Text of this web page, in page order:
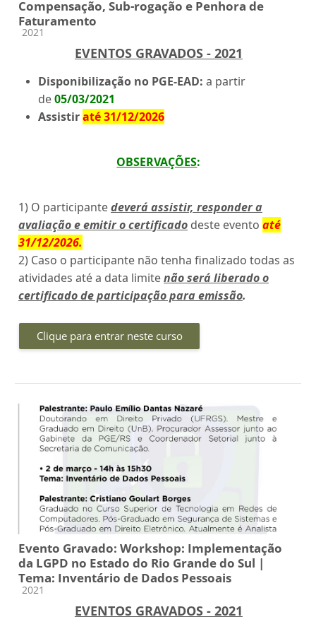
Compensação, Sub-rogação e Penhora de
Faturamento
Categoria do curso
2021
EVENTOS GRAVADOS - 2021
Disponibilização no PGE-EAD: a partir
de05/03/2021
Assistiraté 31/12/2026
OBSERVAÇÕES:
1) O participantedeverá assistir, responder a
avaliação e emitir o certificado deste evento até
31/12/2026.
2) Caso o participante não tenha finalizado todas as
atividades até a data limitenão será liberado o
certificado de participação para emissão.
Clique para entrar neste curso
Evento Gravado: Workshop: Implementação
da LGPD no Estado do Rio Grande do Sul |
Tema: Inventário de Dados Pessoais
Categoria do curso
2021
EVENTOS GRAVADOS - 2021